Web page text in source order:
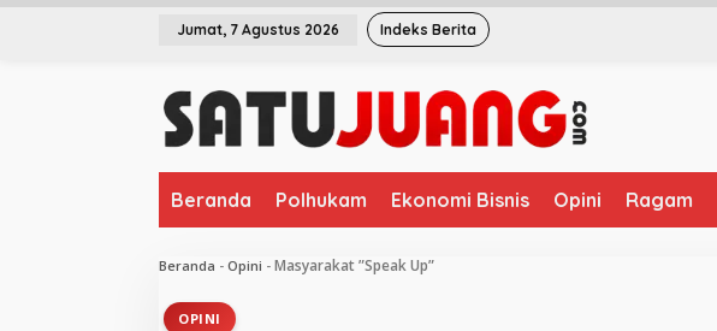
L
Jumat, 7 Agustus 2026 Indeks Berita
Beranda Polhukam Ekonomi Bisnis Opini Ragam
Beranda - Opini - Masyarakat ”Speak Up”
OPINI